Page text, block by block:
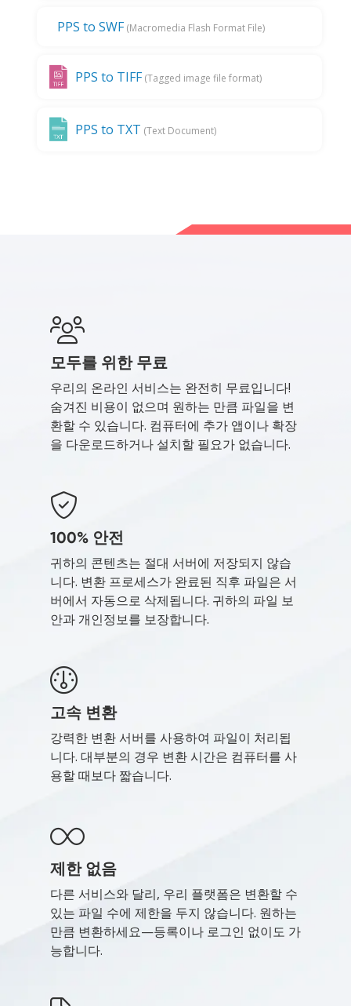
PPS to SWF (Macromedia Flash Format File)
PPS to TIFF (Tagged image file format)
PPS to TXT (Text Document)
모두를 위한 무료
우리의 온라인 서비스는 완전히 무료입니다!
숨겨진 비용이 없으며 원하는 만큼 파일을 변
환할 수 있습니다. 컴퓨터에 추가 앱이나 확장
을 다운로드하거나 설치할 필요가 없습니다.
100% 안전
귀하의 콘텐츠는 절대 서버에 저장되지 않습
니다. 변환 프로세스가 완료된 직후 파일은 서
버에서 자동으로 삭제됩니다. 귀하의 파일 보
안과 개인정보를 보장합니다.
고속 변환
강력한 변환 서버를 사용하여 파일이 처리됩
니다. 대부분의 경우 변환 시간은 컴퓨터를 사
용할 때보다 짧습니다.
제한 없음
다른 서비스와 달리, 우리 플랫폼은 변환할 수
있는 파일 수에 제한을 두지 않습니다. 원하는
만큼 변환하세요—등록이나 로그인 없이도 가
능합니다.